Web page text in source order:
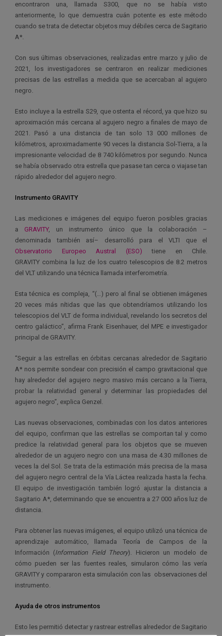
encontraron una, llamada S300, que no se había visto
anteriormente, lo que demuestra cuán potente es este método
cuando se trata de detectar objetos muy débiles cerca de Sagitario
A*.
Con sus últimas observaciones, realizadas entre marzo y julio de
2021, los investigadores se centraron en realizar mediciones
precisas de las estrellas a medida que se acercaban al agujero
negro.
Esto incluye a la estrella S29, que ostenta el récord, ya que hizo su
aproximación más cercana al agujero negro a finales de mayo de
2021. Pasó a una distancia de tan solo 13 000 millones de
kilómetros, aproximadamente 90 veces la distancia Sol-Tierra, a la
impresionante velocidad de 8 740 kilómetros por segundo. Nunca
se había observado otra estrella que pasase tan cerca o viajase tan
rápido alrededor del agujero negro.
Instrumento GRAVITY
Las mediciones e imágenes del equipo fueron posibles gracias
a GRAVITY, un instrumento único que la colaboración –
denominada también así– desarrolló para el VLTI que el
Observatorio Europeo Austral (ESO) tiene en Chile.
GRAVITY combina la luz de los cuatro telescopios de 8.2 metros
del VLT utilizando una técnica llamada interferometría.
Esta técnica es compleja, “(…) pero al final se obtienen imágenes
20 veces más nítidas que las que obtendríamos utilizando los
telescopios del VLT de forma individual, revelando los secretos del
centro galáctico”, afirma Frank Eisenhauer, del MPE e investigador
principal de GRAVITY.
“Seguir a las estrellas en órbitas cercanas alrededor de Sagitario
A* nos permite sondear con precisión el campo gravitacional que
hay alrededor del agujero negro masivo más cercano a la Tierra,
probar la relatividad general y determinar las propiedades del
agujero negro”, explica Genzel.
Las nuevas observaciones, combinadas con los datos anteriores
del equipo, confirman que las estrellas se comportan tal y como
predice la relatividad general para los objetos que se mueven
alrededor de un agujero negro con una masa de 4.30 millones de
veces la del Sol. Se trata de la estimación más precisa de la masa
del agujero negro central de la Vía Láctea realizada hasta la fecha.
El equipo de investigación también logró ajustar la distancia a
Sagitario A*, determinando que se encuentra a 27 000 años luz de
distancia.
Para obtener las nuevas imágenes, el equipo utilizó una técnica de
aprendizaje automático, llamada Teoría de Campos de la
Información (Information Field Theory). Hicieron un modelo de
cómo pueden ser las fuentes reales, simularon cómo las vería
GRAVITY y compararon esta simulación con las observaciones del
instrumento.
Ayuda de otros instrumentos
Esto les permitió detectar y rastrear estrellas alrededor de Sagitario